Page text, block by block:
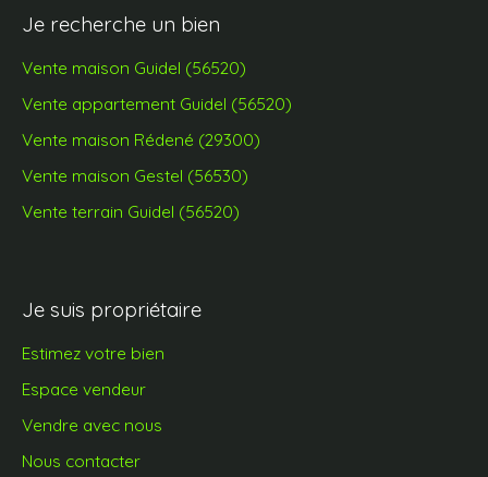
Je recherche un bien
Vente maison Guidel (56520)
Vente appartement Guidel (56520)
Vente maison Rédené (29300)
Vente maison Gestel (56530)
Vente terrain Guidel (56520)
Je suis propriétaire
Estimez votre bien
Espace vendeur
Vendre avec nous
Nous contacter